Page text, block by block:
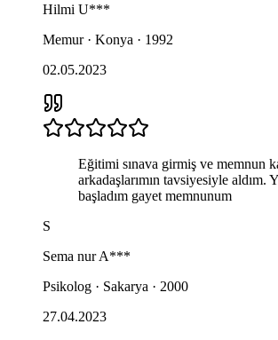
Hilmi U***
Memur · Konya · 1992
02.05.2023
Eğitimi sınava girmiş ve memnun
arkadaşlarımın tavsiyesiyle aldım.
başladım gayet memnunum
S
Sema nur A***
Psikolog · Sakarya · 2000
27.04.2023